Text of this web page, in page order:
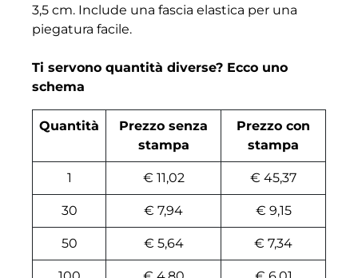
3,5 cm. Include una fascia elastica per una
piegatura facile.
Ti servono quantità diverse? Ecco uno
schema
Quantità
Prezzo senza
stampa
Prezzo con
stampa
1 € 11,02 € 45,37
30 € 7,94 € 9,15
50 € 5,64 € 7,34